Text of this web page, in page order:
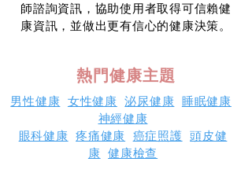
師諮詢資訊，協助使用者取得可信賴健
康資訊，並做出更有信心的健康決策。
熱門健康主題
男性健康 女性健康 泌尿健康 睡眠健康
神經健康
眼科健康 疼痛健康 癌症照護 頭皮健
康 健康檢查